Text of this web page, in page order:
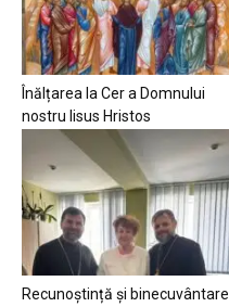
Înălțarea la Cer a Domnului
nostru Iisus Hristos
Recunoștință și binecuvântare